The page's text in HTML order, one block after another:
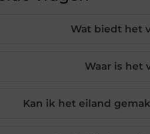
Wat biedt het
Waar is het
Kan ik het eiland